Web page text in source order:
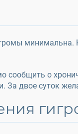
минимальна.
сообщить о
За двое суток